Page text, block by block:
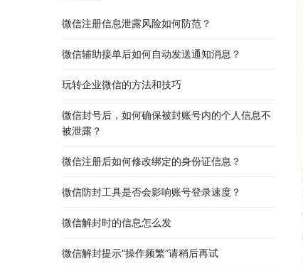
微信注册信息泄露风险如何防范？
微信辅助接单后如何自动发送通知消息？
玩转企业微信的方法和技巧
微信封号后，如何确保被封账号内的个人信息不
被泄露？
微信注册后如何修改绑定的身份证信息？
微信防封工具是否会影响账号登录速度？
微信解封时的信息怎么发
微信解封提示“操作频繁”请稍后再试